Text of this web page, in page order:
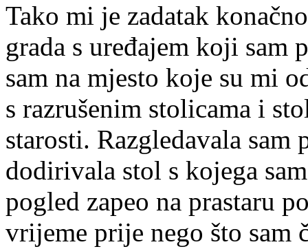
Tako mi je zadatak
grada s uređajem koji sam
sam na mjesto koje su mi
s razrušenim stolicama i
starosti. Razgledavala
dodirivala stol s kojega
pogled zapeo na prastaru
vrijeme prije nego što sam